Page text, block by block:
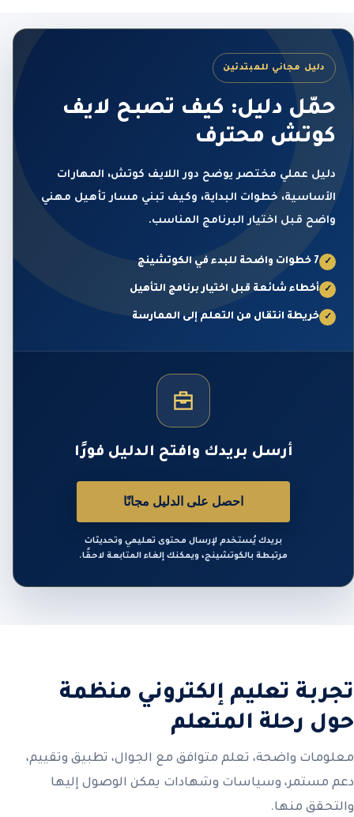
دليل مجاني للمبتدئين
حمّل دليل: كيف تصبح لايف
كوتش محترف
دليل عملي مختصر يوضح دور اللايف كوتش، المهارات
الأساسية، خطوات البداية، وكيف تبني مسار تأهيل مهني
واضح قبل اختيار البرنامج المناسب.
✓ 7 خطوات واضحة للبدء في الكوتشينج
✓ أخطاء شائعة قبل اختيار برنامج التأهيل
✓ خريطة انتقال من التعلم إلى الممارسة
أرسل بريدك وافتح الدليل فورًا
احصل على الدليل مجانًا
بريدك يُستخدم لإرسال محتوى تعليمي وتحديثات
مرتبطة بالكوتشينج، ويمكنك إلغاء المتابعة لاحقًا.
تجربة تعليم إلكتروني منظمة
حول رحلة المتعلم
معلومات واضحة، تعلم متوافق مع الجوال، تطبيق وتقييم،
دعم مستمر، وسياسات وشهادات يمكن الوصول إليها
والتحقق منها.